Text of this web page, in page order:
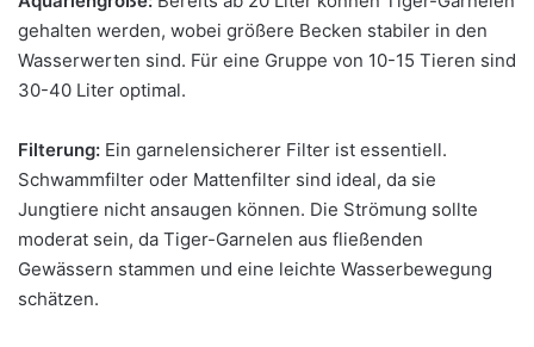
gehalten werden, wobei größere Becken stabiler in den
Wasserwerten sind. Für eine Gruppe von 10-15 Tieren sind
30-40 Liter optimal.
Filterung: Ein garnelensicherer Filter ist essentiell.
Schwammfilter oder Mattenfilter sind ideal, da sie
Jungtiere nicht ansaugen können. Die Strömung sollte
moderat sein, da Tiger-Garnelen aus fließenden
Gewässern stammen und eine leichte Wasserbewegung
schätzen.